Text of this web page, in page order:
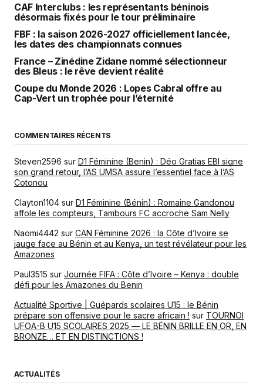
CAF Interclubs : les représentants béninois
désormais fixés pour le tour préliminaire
FBF : la saison 2026-2027 officiellement lancée,
les dates des championnats connues
France – Zinédine Zidane nommé sélectionneur
des Bleus : le rêve devient réalité
Coupe du Monde 2026 : Lopes Cabral offre au
Cap-Vert un trophée pour l’éternité
COMMENTAIRES RÉCENTS
Steven2596 sur D1 Féminine (Benin) : Déo Gratias EBI signe
son grand retour, l’AS UMSA assure l’essentiel face à l’AS
Cotonou
Clayton1104 sur D1 Féminine (Bénin) : Romaine Gandonou
affole les compteurs, Tambours FC accroche Sam Nelly
Naomi4442 sur CAN Féminine 2026 : la Côte d’Ivoire se
jauge face au Bénin et au Kenya, un test révélateur pour les
Amazones
Paul3515 sur Journée FIFA : Côte d’Ivoire – Kenya : double
défi pour les Amazones du Benin
Actualité Sportive | Guépards scolaires U15 : le Bénin
prépare son offensive pour le sacre africain ! sur TOURNOI
UFOA-B U15 SCOLAIRES 2025 — LE BÉNIN BRILLE EN OR, EN
BRONZE… ET EN DISTINCTIONS !
ACTUALITÉS